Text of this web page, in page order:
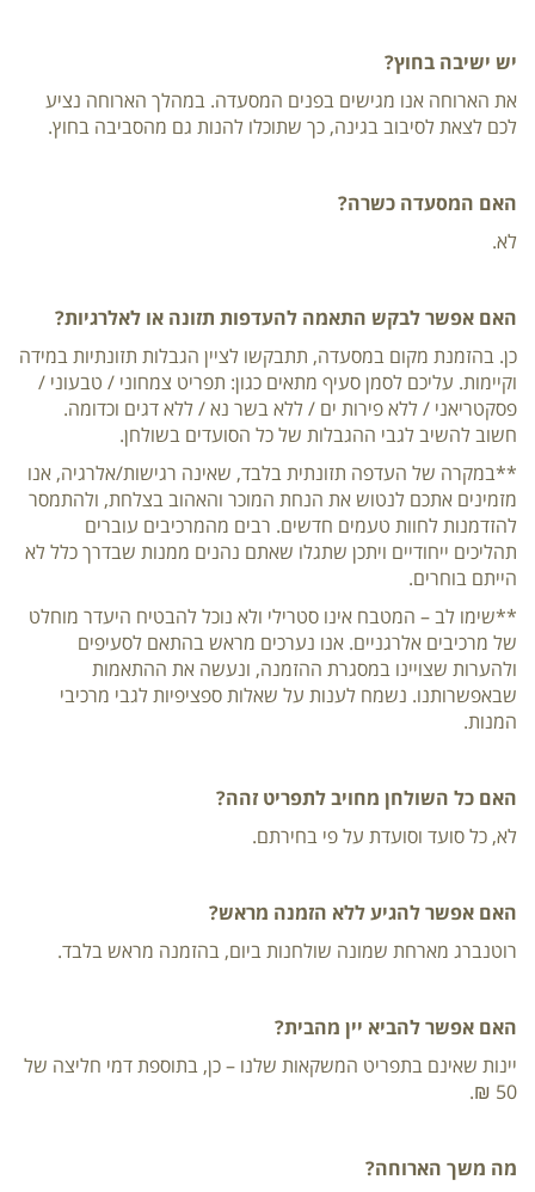
יש ישיבה בחוץ?
את הארוחה אנו מגישים בפנים המסעדה. במהלך הארוחה נציע
לכם לצאת לסיבוב בגינה, כך שתוכלו להנות גם מהסביבה בחוץ.
האם המסעדה כשרה?
לא.
האם אפשר לבקש התאמה להעדפות תזונה או לאלרגיות?
כן. בהזמנת מקום במסעדה, תתבקשו לציין הגבלות תזונתיות במידה
וקיימות. עליכם לסמן סעיף מתאים כגון: תפריט צמחוני / טבעוני /
פסקטריאני / ללא פירות ים / ללא בשר נא / ללא דגים וכדומה.
חשוב להשיב לגבי ההגבלות של כל הסועדים בשולחן.
**במקרה של העדפה תזונתית בלבד, שאינה רגישות/אלרגיה, אנו
מזמינים אתכם לנטוש את הנחת המוכר והאהוב בצלחת, ולהתמסר
להזדמנות לחוות טעמים חדשים. רבים מהמרכיבים עוברים
תהליכים ייחודיים ויתכן שתגלו שאתם נהנים ממנות שבדרך כלל לא
הייתם בוחרים.
**שימו לב – המטבח אינו סטרילי ולא נוכל להבטיח היעדר מוחלט
של מרכיבים אלרגניים. אנו נערכים מראש בהתאם לסעיפים
ולהערות שצויינו במסגרת ההזמנה, ונעשה את ההתאמות
שבאפשרותנו. נשמח לענות על שאלות ספציפיות לגבי מרכיבי
המנות.
האם כל השולחן מחויב לתפריט זהה?
לא, כל סועד וסועדת על פי בחירתם.
האם אפשר להגיע ללא הזמנה מראש?
רוטנברג מארחת שמונה שולחנות ביום, בהזמנה מראש בלבד.
האם אפשר להביא יין מהבית?
יינות שאינם בתפריט המשקאות שלנו – כן, בתוספת דמי חליצה של
50 ₪.
מה משך הארוחה?